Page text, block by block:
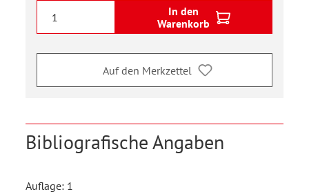
In den
Warenkorb
Auf den Merkzettel
Bibliografische Angaben
Auflage: 1